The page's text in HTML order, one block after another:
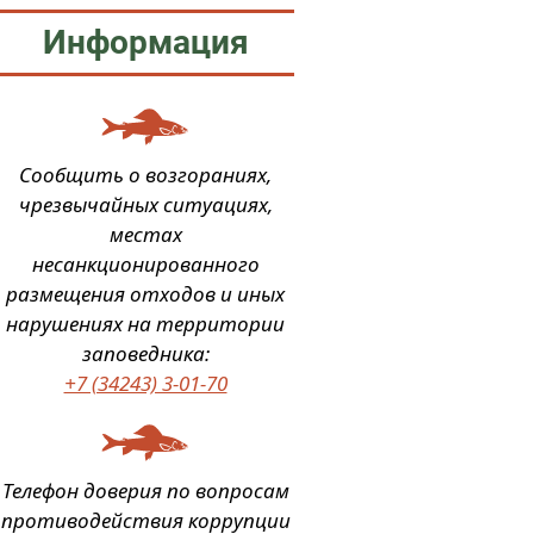
Информация
Сообщить о возгораниях,
чрезвычайных ситуациях,
местах
несанкционированного
размещения отходов и иных
нарушениях на территории
заповедника:
+7 (34243) 3-01-70
Телефон доверия по вопросам
противодействия коррупции